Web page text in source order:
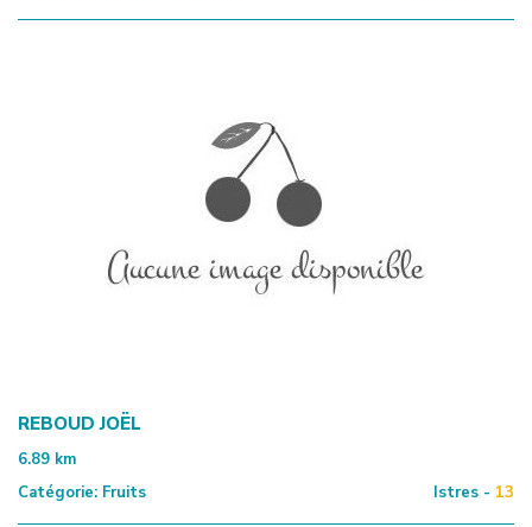
REBOUD JOËL
6.89 km
Catégorie: Fruits Istres - 13